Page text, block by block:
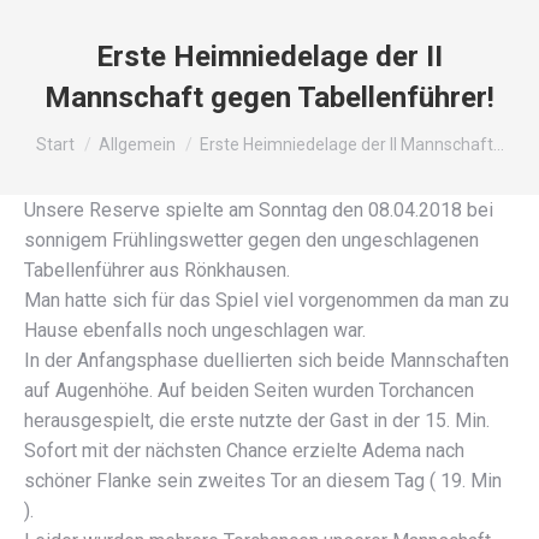
Erste Heimniedelage der II
Mannschaft gegen Tabellenführer!
Sie befinden sich hier:
Start Allgemein Erste Heimniedelage der II Mannschaft…
Unsere Reserve spielte am Sonntag den 08.04.2018 bei
sonnigem Frühlingswetter gegen den ungeschlagenen
Tabellenführer aus Rönkhausen.
Man hatte sich für das Spiel viel vorgenommen da man zu
Hause ebenfalls noch ungeschlagen war.
In der Anfangsphase duellierten sich beide Mannschaften
auf Augenhöhe. Auf beiden Seiten wurden Torchancen
herausgespielt, die erste nutzte der Gast in der 15. Min.
Sofort mit der nächsten Chance erzielte Adema nach
schöner Flanke sein zweites Tor an diesem Tag ( 19. Min
).